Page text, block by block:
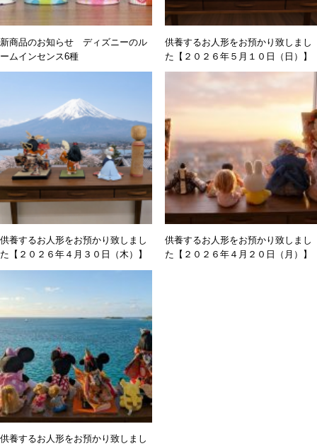
新商品のお知らせ ディズニーのル
ームインセンス6種
供養するお人形をお預かり致しまし
た【２０２６年５月１０日（日）】
供養するお人形をお預かり致しまし
た【２０２６年４月３０日（木）】
供養するお人形をお預かり致しまし
た【２０２６年４月２０日（月）】
供養するお人形をお預かり致しまし